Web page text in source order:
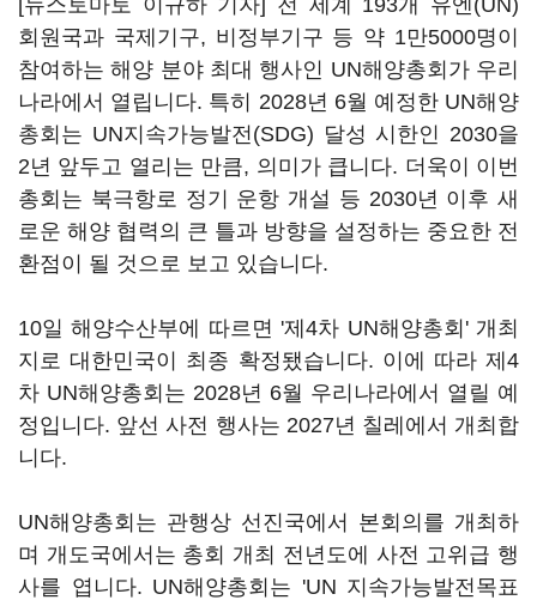
[뉴스토마토 이규하 기자] 전 세계 193개 유엔(UN)
회원국과 국제기구, 비정부기구 등 약 1만5000명이
참여하는 해양 분야 최대 행사인 UN해양총회가 우리
나라에서 열립니다. 특히 2028년 6월 예정한 UN해양
총회는 UN지속가능발전(SDG) 달성 시한인 2030을
2년 앞두고 열리는 만큼, 의미가 큽니다. 더욱이 이번
총회는 북극항로 정기 운항 개설 등 2030년 이후 새
로운 해양 협력의 큰 틀과 방향을 설정하는 중요한 전
환점이 될 것으로 보고 있습니다.
10일 해양수산부에 따르면 '제4차 UN해양총회' 개최
지로 대한민국이 최종 확정됐습니다. 이에 따라 제4
차 UN해양총회는 2028년 6월 우리나라에서 열릴 예
정입니다. 앞선 사전 행사는 2027년 칠레에서 개최합
니다.
UN해양총회는 관행상 선진국에서 본회의를 개최하
며 개도국에서는 총회 개최 전년도에 사전 고위급 행
사를 엽니다. UN해양총회는 'UN 지속가능발전목표